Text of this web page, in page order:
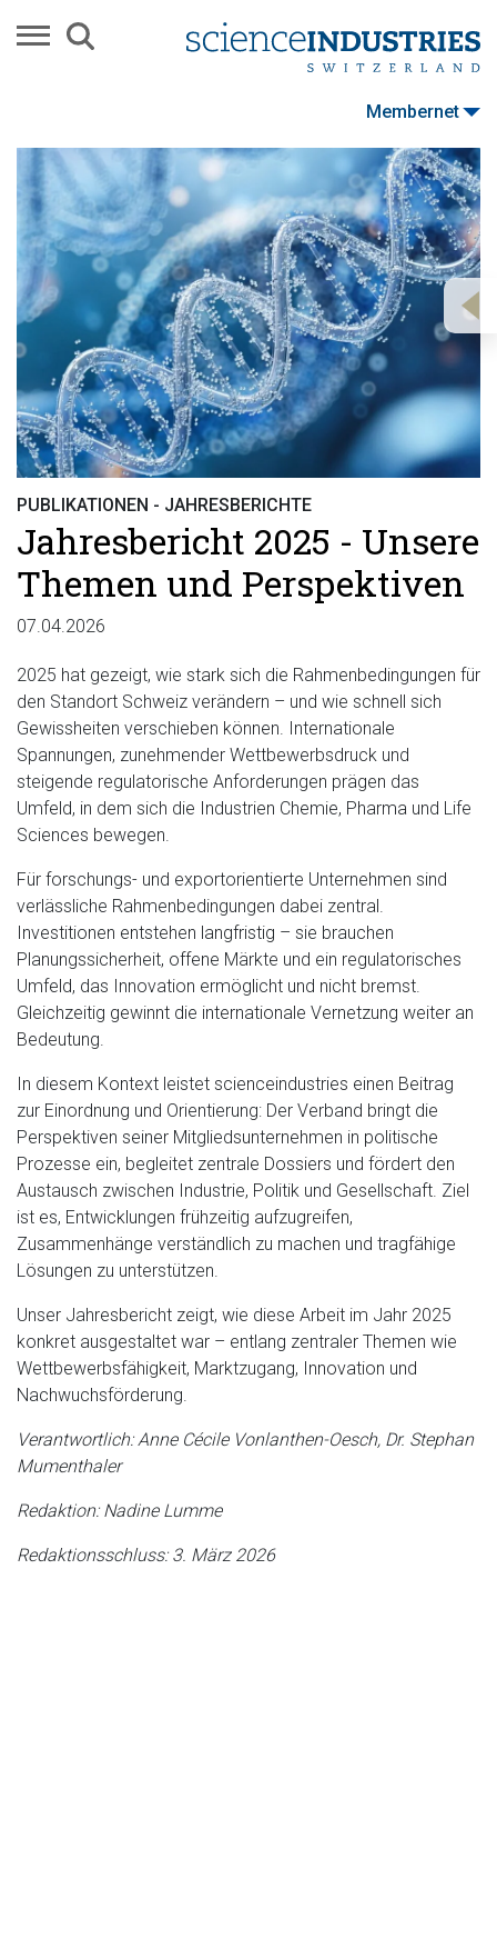
Membernet
PUBLIKATIONEN - JAHRESBERICHTE
Jahresbericht 2025 - Unsere
Themen und Perspektiven
07.04.2026
2025 hat gezeigt, wie stark sich die Rahmenbedingungen für
den Standort Schweiz verändern – und wie schnell sich
Gewissheiten verschieben können. Internationale
Spannungen, zunehmender Wettbewerbsdruck und
steigende regulatorische Anforderungen prägen das
Umfeld, in dem sich die Industrien Chemie, Pharma und Life
Sciences bewegen.
Für forschungs- und exportorientierte Unternehmen sind
verlässliche Rahmenbedingungen dabei zentral.
Investitionen entstehen langfristig – sie brauchen
Planungssicherheit, offene Märkte und ein regulatorisches
Umfeld, das Innovation ermöglicht und nicht bremst.
Gleichzeitig gewinnt die internationale Vernetzung weiter an
Bedeutung.
In diesem Kontext leistet scienceindustries einen Beitrag
zur Einordnung und Orientierung: Der Verband bringt die
Perspektiven seiner Mitgliedsunternehmen in politische
Prozesse ein, begleitet zentrale Dossiers und fördert den
Austausch zwischen Industrie, Politik und Gesellschaft. Ziel
ist es, Entwicklungen frühzeitig aufzugreifen,
Zusammenhänge verständlich zu machen und tragfähige
Lösungen zu unterstützen.
Unser Jahresbericht zeigt, wie diese Arbeit im Jahr 2025
konkret ausgestaltet war – entlang zentraler Themen wie
Wettbewerbsfähigkeit, Marktzugang, Innovation und
Nachwuchsförderung.
Verantwortlich: Anne Cécile Vonlanthen-Oesch, Dr. Stephan
Mumenthaler
Redaktion: Nadine Lumme
Redaktionsschluss: 3. März 2026